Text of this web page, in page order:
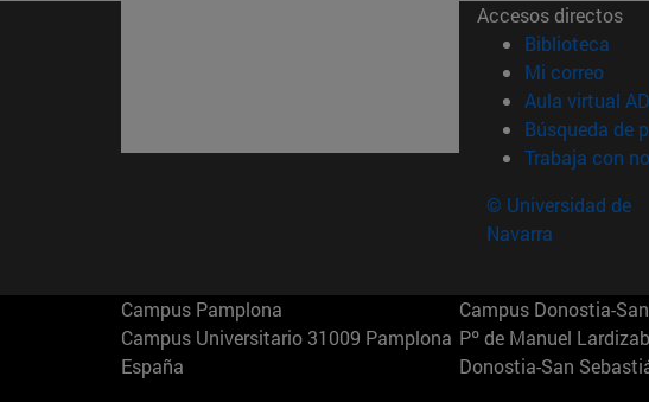
Accesos directos
Biblioteca
Mi correo
Aula virtual
Búsqueda de
Trabaja con
© Universidad de
Navarra
Campus Pamplona
Campus Universitario 31009 Pamplona
España
Campus Donostia-
Pº de Manuel
Donostia-San